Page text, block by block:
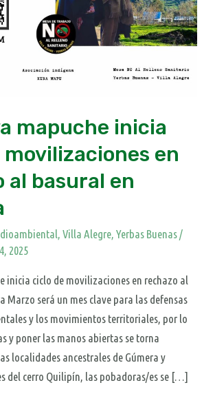
mapuche inicia
en
al basural en
,Villa Alegre,Yerbas Buenas/
2025
inicia ciclo de movilizaciones en rechazo al
Marzo será un mes clave para las defensas
y los movimientos territoriales, por lo
y poner las manos abiertas se torna
localidades ancestrales de Gúmera y
del cerro Quilipín, las pobadoras/es se […]